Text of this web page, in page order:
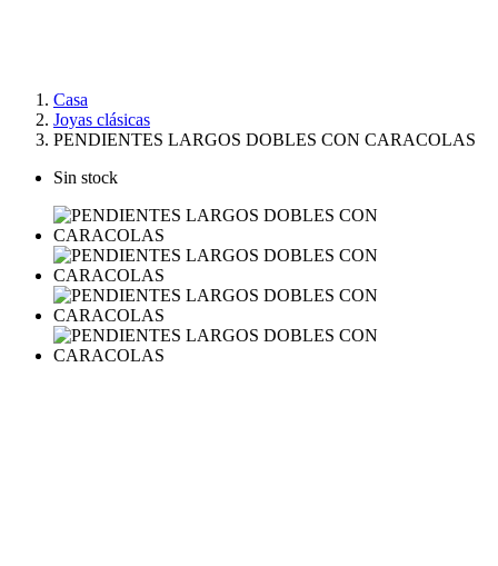
Casa
Joyas clásicas
PENDIENTES LARGOS DOBLES CON CARACOLAS
Sin stock